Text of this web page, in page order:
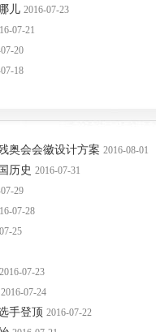
儿 2016-07-23
07-21
20
18
奥会会徽设计方案 2016-08-01
历史 2016-07-31
29
07-28
25
2016-07-23
2016-07-24
手登顶 2016-07-22